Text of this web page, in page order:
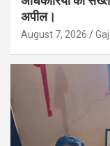
अपील।
August 7, 2026